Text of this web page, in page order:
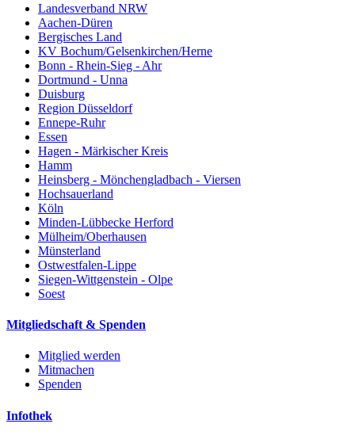
Landesverband NRW
Aachen-Düren
Bergisches Land
KV Bochum/Gelsenkirchen/Herne
Bonn - Rhein-Sieg - Ahr
Dortmund - Unna
Duisburg
Region Düsseldorf
Ennepe-Ruhr
Essen
Hagen - Märkischer Kreis
Hamm
Heinsberg - Mönchengladbach - Viersen
Hochsauerland
Köln
Minden-Lübbecke Herford
Mülheim/Oberhausen
Münsterland
Ostwestfalen-Lippe
Siegen-Wittgenstein - Olpe
Soest
Mitgliedschaft & Spenden
Mitglied werden
Mitmachen
Spenden
Infothek